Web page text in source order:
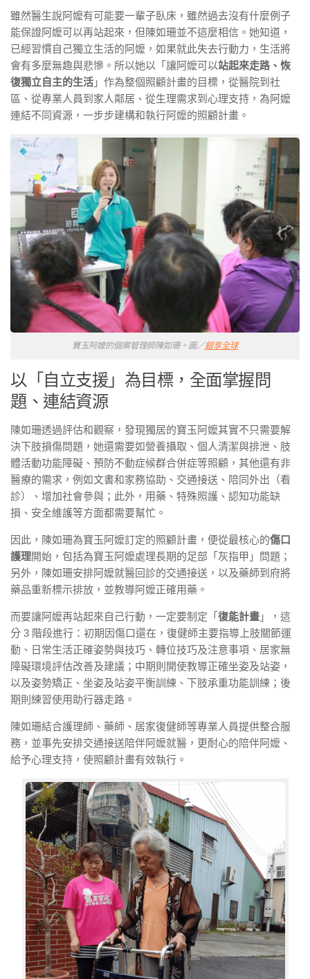
雖然醫生說阿嬤有可能要一輩子臥床，雖然過去沒有什麼例子
能保證阿嬤可以再站起來，但陳如珊並不這麼相信。她知道，
已經習慣自己獨立生活的阿嬤，如果就此失去行動力，生活將
會有多麼無趣與悲慘。所以她以「讓阿嬤可以站起來走路、恢
復獨立自主的生活 」作為整個照顧計畫的目標，從醫院到社
區、從專業人員到家人鄰居、從生理需求到心理支持，為阿嬤
連結不同資源，一步步建構和執行阿嬤的照顧計畫。
寶玉阿嬤的個案管理師陳如珊。圖／銀享全球
以「自立支援」為目標，全面掌握問
題、連結資源
陳如珊透過評估和觀察，發現獨居的寶玉阿嬤其實不只需要解
決下肢損傷問題，她還需要如營養攝取、個人清潔與排泄、肢
體活動功能障礙、預防不動症候群合併症等照顧，其他還有非
醫療的需求，例如文書和家務協助、交通接送、陪同外出（看
診）、增加社會參與；此外，用藥、特殊照護、認知功能缺
損、安全維護等方面都需要幫忙。
因此，陳如珊為寶玉阿嬤訂定的照顧計畫，便從最核心的傷口
護理開始，包括為寶玉阿嬤處理長期的足部「灰指甲」問題；
另外，陳如珊安排阿嬤就醫回診的交通接送，以及藥師到府將
藥品重新標示排放，並教導阿嬤正確用藥。
而要讓阿嬤再站起來自己行動，一定要制定「 復能計畫 」，這
分 3 階段進行：初期因傷口還在，復健師主要指導上肢關節運
動、日常生活正確姿勢與技巧、轉位技巧及注意事項、居家無
障礙環境評估改善及建議；中期則開使教導正確坐姿及站姿，
以及姿勢矯正、坐姿及站姿平衡訓練、下肢承重功能訓練；後
期則練習使用助行器走路。
陳如珊結合護理師、藥師、居家復健師等專業人員提供整合服
務，並事先安排交通接送陪伴阿嬤就醫，更耐心的陪伴阿嬤、
給予心理支持，使照顧計畫有效執行。